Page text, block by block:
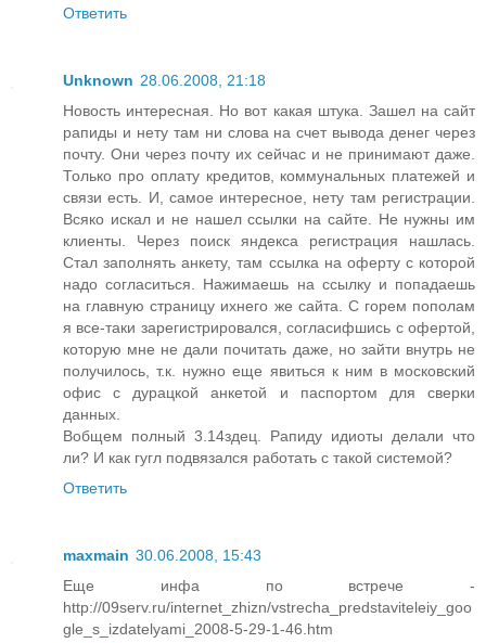
Ответить
Unknown 28.06.2008, 21:18
Новость интересная. Но вот какая штука. Зашел на сайт
рапиды и нету там ни слова на счет вывода денег через
почту. Они через почту их сейчас и не принимают даже.
Только про оплату кредитов, коммунальных платежей и
связи есть. И, самое интересное, нету там регистрации.
Всяко искал и не нашел ссылки на сайте. Не нужны им
клиенты. Через поиск яндекса регистрация нашлась.
Стал заполнять анкету, там ссылка на оферту с которой
надо согласиться. Нажимаешь на ссылку и попадаешь
на главную страницу ихнего же сайта. С горем пополам
я все-таки зарегистрировался, согласифшись с офертой,
которую мне не дали почитать даже, но зайти внутрь не
получилось, т.к. нужно еще явиться к ним в московский
офис с дурацкой анкетой и паспортом для сверки
данных.
Вобщем полный 3.14здец. Рапиду идиоты делали что
ли? И как гугл подвязался работать с такой системой?
Ответить
maxmain 30.06.2008, 15:43
Еще инфа по встрече -
http://09serv.ru/internet_zhizn/vstrecha_predstaviteleiy_goo
gle_s_izdatelyami_2008-5-29-1-46.htm